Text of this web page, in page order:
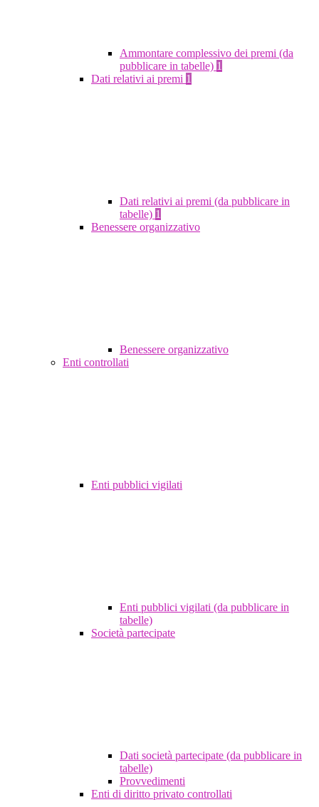
Ammontare complessivo dei premi (da
pubblicare in tabelle) 1
Dati relativi ai premi 1
Dati relativi ai premi (da pubblicare in
tabelle) 1
Benessere organizzativo
Benessere organizzativo
Enti controllati
Enti pubblici vigilati
Enti pubblici vigilati (da pubblicare in
tabelle)
Società partecipate
Dati società partecipate (da pubblicare in
tabelle)
Provvedimenti
Enti di diritto privato controllati